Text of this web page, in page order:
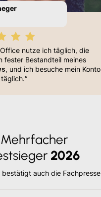
nutze ich täglich, die
fester Bestandteil meines
, und ich besuche mein Konto
Mehrfacher
2026
bestätigt auch die Fachpresse